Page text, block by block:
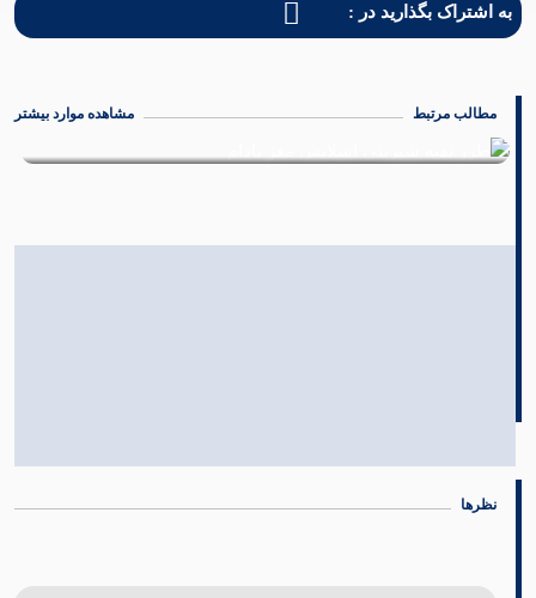
به اشتراک بگذارید در :
مطالب مرتبط مشاهده موارد بیشتر
نظرها